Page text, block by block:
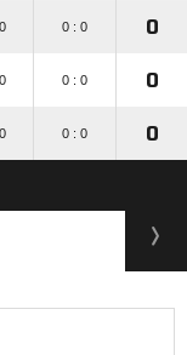
0 0 : 0 0
0 0 : 0 0
0 0 : 0 0